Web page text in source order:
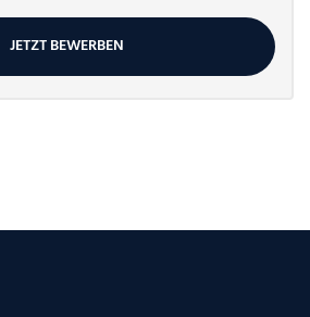
JETZT BEWERBEN